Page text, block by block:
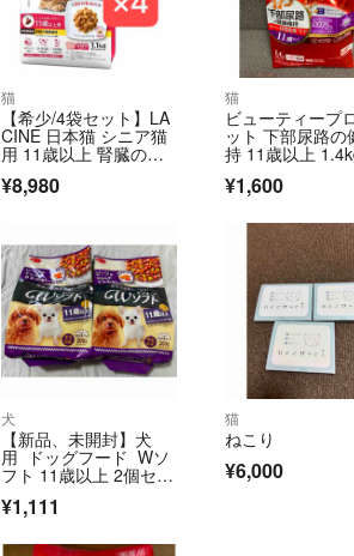
猫
【希少/4袋セット】LA
CINE 日本猫 シニア猫
用 11歳以上 腎臓の健
康維持 1.1kg×4個
¥8,980
猫
ビューティープ
ット 下部尿路の
持 11歳以上
¥1,600
犬
【新品、未開封】犬
用 ドッグフード Wソ
フト 11歳以上 2個セッ
¥1,111
猫
ねこり
¥6,000